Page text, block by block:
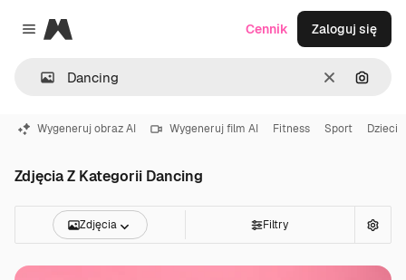
Close menu
Magnific
WyczyśćSzukaj
Cennik Zaloguj się
Wygeneruj obraz AI Wygeneruj film AI Fitness Sport Dzieci
Zdjęcia Z Kategorii Dancing
Zdjęcia Filtry